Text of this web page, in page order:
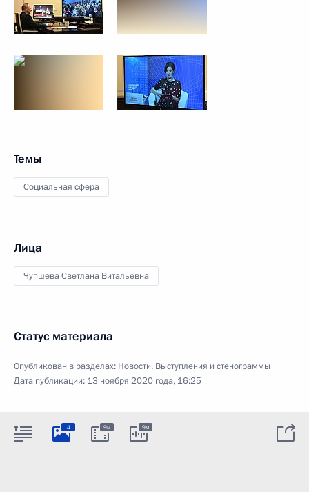
Темы
Социальная сфера
Лица
Чупшева Светлана Витальевна
Статус материала
Опубликован в разделах: Новости, Выступления и стенограммы
Дата публикации: 13 ноября 2020 года, 16:25
4 9м 9м